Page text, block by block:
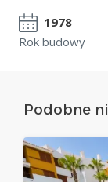
1978
Rok budowy
Podobne